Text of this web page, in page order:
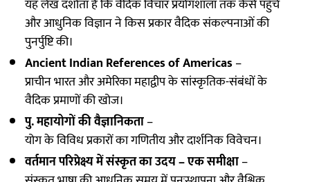
यह लेख दर्शाता है कि वैदिक विचार प्रयोगशाला तक कैसे पहुँचे
और आधुनिक विज्ञान ने किस प्रकार वैदिक संकल्पनाओं की
पुनर्पुष्टि की।
Ancient Indian References of Americas–
प्राचीन भारत और अमेरिका महाद्वीप के सांस्कृतिक-संबंधों के
वैदिक प्रमाणों की खोज।
पु. महायोगों की वैज्ञानिकता–
योग के विविध प्रकारों का गणितीय और दार्शनिक विवेचन।
वर्तमान परिप्रेक्ष्य में संस्कृत का उदय – एक समीक्षा–